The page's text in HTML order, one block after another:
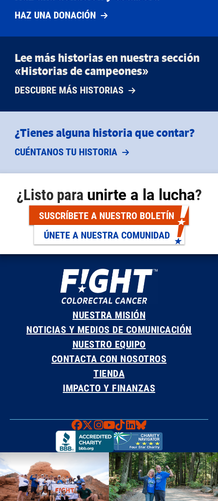
HAZ UNA DONACIÓN
Lee más historias en nuestra sección
«Historias de campeones»
DESCUBRE MÁS HISTORIAS
¿Tienes alguna historia que contar?
CUÉNTANOS TU HISTORIA
¿Listo para unirte a la lucha?
SUSCRÍBETE A NUESTRO BOLETÍN
ÚNETE A NUESTRA COMUNIDAD
NUESTRA MISIÓN
NOTICIAS Y MEDIOS DE COMUNICACIÓN
NUESTRO EQUIPO
CONTACTA CON NOSOTROS
TIENDA
IMPACTO Y FINANZAS
Faceboook
X Instagram
YouTube
TikTok
LinkedIn
Bluesky